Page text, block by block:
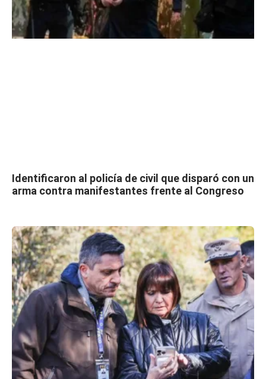
Identificaron al policía de civil que disparó con un
arma contra manifestantes frente al Congreso